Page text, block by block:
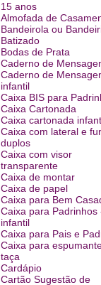
15 anos
Almofada de
Bandeirola ou
Batizado
Bodas de Prata
Caderno de
Caderno de
infantil
Caixa BIS para
Caixa Cartonada
Caixa cartonada
Caixa com lateral e
duplos
Caixa com visor
transparente
Caixa de montar
Caixa de papel
Caixa para Bem
Caixa para Padrinhos
infantil
Caixa para Pais e
Caixa para
taça
Cardápio
Cartão Sugestão de